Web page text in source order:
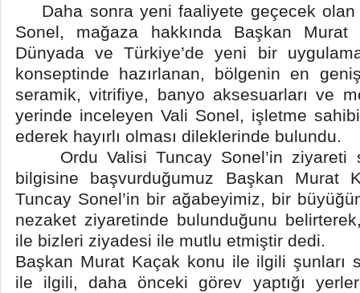
Daha sonra yeni faaliyete geçecek olan
Sonel, mağaza hakkında Başkan Murat
Dünyada ve Türkiye’de yeni bir
konseptinde hazırlanan, bölgenin en
seramik, vitrifiye, banyo aksesuarları ve
yerinde inceleyen Vali Sonel, işletme
ederek hayırlı olması dileklerinde bulundu.
Ordu Valisi Tuncay Sonel’in ziyareti
bilgisine başvurduğumuz Başkan Murat
Tuncay Sonel’in bir ağabeyimiz, bir
nezaket ziyaretinde bulunduğunu
ile bizleri ziyadesi ile mutlu etmiştir dedi.
Başkan Murat Kaçak konu ile ilgili şunları
ile ilgili, daha önceki görev yaptığı